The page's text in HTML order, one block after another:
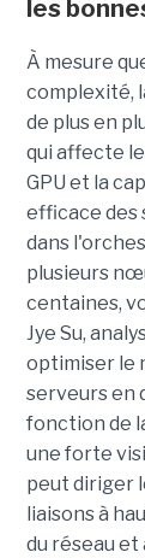
les
À mesure
complexité,
de plus en
qui affecte
GPU et la
efficace des
dans
plusieurs
centaines,
Jye Su,
optimiser le
serveurs en
fonction de
une forte
peut diriger
liaisons à
du réseau et